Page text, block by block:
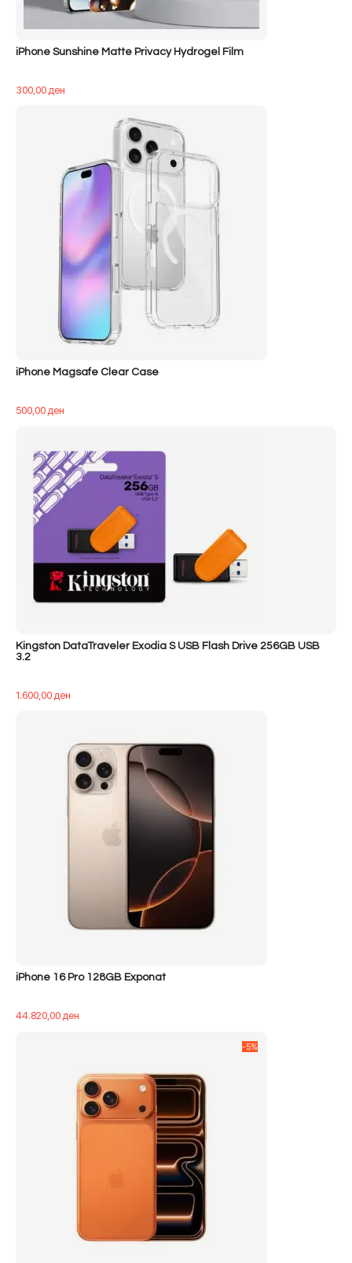
iPhone Sunshine Matte Privacy Hydrogel Film
300,00ден
iPhone Magsafe Clear Case
500,00ден
Kingston DataTraveler Exodia S USB Flash Drive 256GB USB
3.2
1.600,00ден
iPhone 16 Pro 128GB Exponat
44.820,00ден
-5%